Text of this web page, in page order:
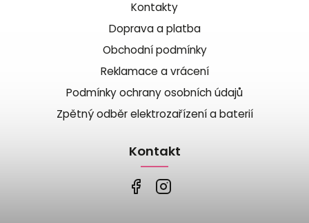
Kontakty
Doprava a platba
Obchodní podmínky
Reklamace a vrácení
Podmínky ochrany osobních údajů
Zpětný odběr elektrozařízení a baterií
Kontakt